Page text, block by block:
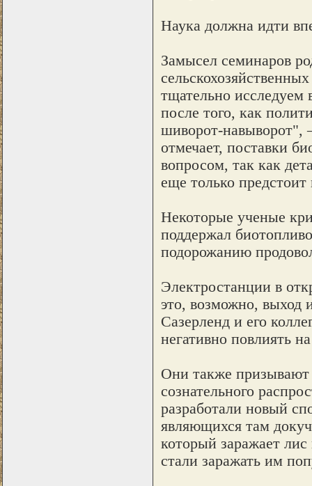
Наука должна идти
Замысел семинаров
тщательно исследуем
после того, как
шиворот-навыворот",
отмечает, поставки
вопросом, так как
еще только предстоит
Некоторые ученые
поддержал
подорожанию
Электростанции в
это, возможно, выход
Сазерленд и его
негативно повлиять
Они также призывают
сознательного
разработали новый
являющихся там
который заражает
стали заражать им